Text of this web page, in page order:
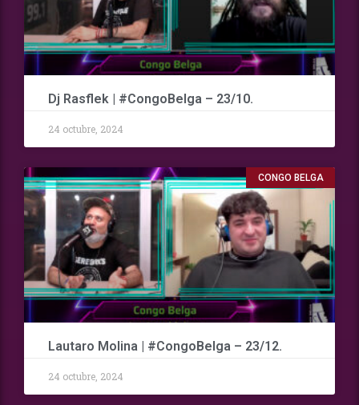
Dj Rasflek | #CongoBelga – 23/10.
24 octubre, 2024
CONGO BELGA
Lautaro Molina | #CongoBelga – 23/12.
24 octubre, 2024